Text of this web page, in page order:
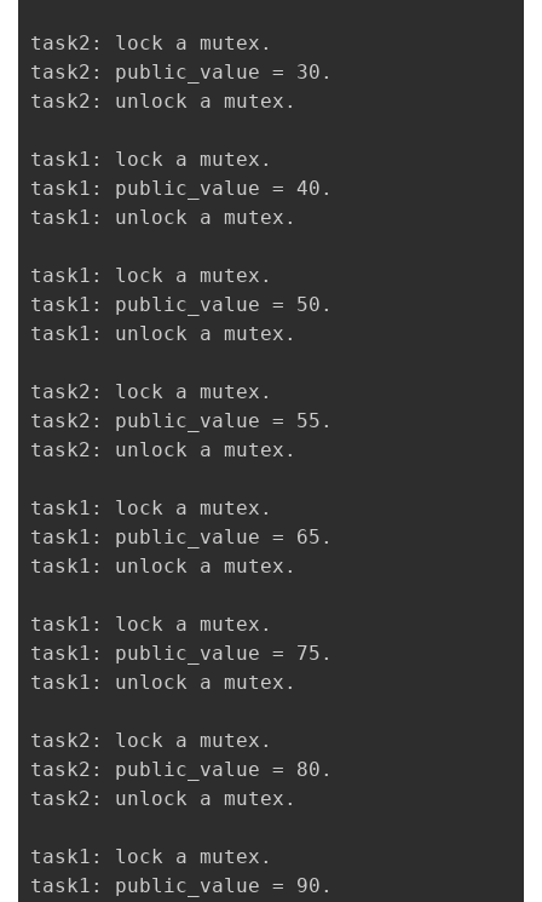
task2: lock a mutex.
task2: public_value = 30.
task2: unlock a mutex.
task1: lock a mutex.
task1: public_value = 40.
task1: unlock a mutex.
task1: lock a mutex.
task1: public_value = 50.
task1: unlock a mutex.
task2: lock a mutex.
task2: public_value = 55.
task2: unlock a mutex.
task1: lock a mutex.
task1: public_value = 65.
task1: unlock a mutex.
task1: lock a mutex.
task1: public_value = 75.
task1: unlock a mutex.
task2: lock a mutex.
task2: public_value = 80.
task2: unlock a mutex.
task1: lock a mutex.
task1: public_value = 90.